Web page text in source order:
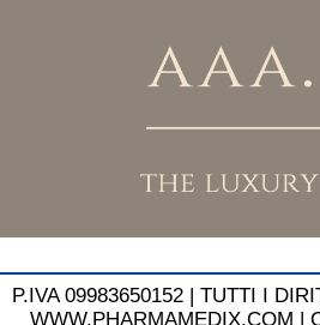
P.IVA 09983650152 | TUTTI I
WWW.PHARMAMEDIX.COM |